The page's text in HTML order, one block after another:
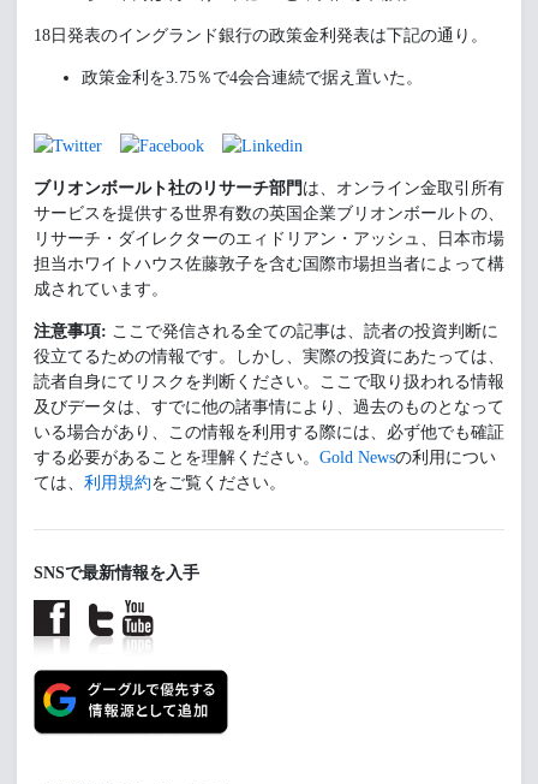
18日発表のイングランド銀行の政策金利発表は下記の通り。
政策金利を3.75％で4会合連続で据え置いた。
ブリオンボールト社のリサーチ部門 は、オンライン金取引所有
サービスを提供する世界有数の英国企業ブリオンボールトの、
リサーチ・ダイレクターのエィドリアン・アッシュ、日本市場
担当ホワイトハウス佐藤敦子を含む国際市場担当者によって構
成されています。
注意事項: ここで発信される全ての記事は、読者の投資判断に
役立てるための情報です。しかし、実際の投資にあたっては、
読者自身にてリスクを判断ください。ここで取り扱われる情報
及びデータは、すでに他の諸事情により、過去のものとなって
いる場合があり、この情報を利用する際には、必ず他でも確証
する必要があることを理解ください。 Gold Newsの利用につい
ては、 利用規約をご覧ください。
SNSで最新情報を入手